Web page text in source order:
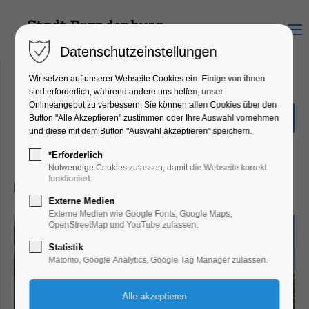
Menu
Slawendorf: Frühling wie
vor tausend Jahren
Highlight, Markt, Mitmach-Aktion
Datenschutzeinstellungen
Wir setzen auf unserer Webseite Cookies ein. Einige von ihnen
sind erforderlich, während andere uns helfen, unser
Onlineangebot zu verbessern. Sie können allen Cookies über den
Button "Alle Akzeptieren" zustimmen oder Ihre Auswahl vornehmen
und diese mit dem Button "Auswahl akzeptieren" speichern.
*Erforderlich
Notwendige Cookies zulassen, damit die Webseite korrekt
funktioniert.
Externe Medien
Externe Medien wie Google Fonts, Google Maps,
OpenStreetMap und YouTube zulassen.
Statistik
Matomo, Google Analytics, Google Tag Manager zulassen.